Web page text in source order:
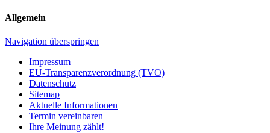
Allgemein
Navigation überspringen
Impressum
EU-Transparenzverordnung (TVO)
Datenschutz
Sitemap
Aktuelle Informationen
Termin vereinbaren
Ihre Meinung zählt!